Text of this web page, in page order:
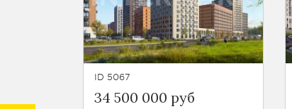
ID 5067
34 500 000 руб